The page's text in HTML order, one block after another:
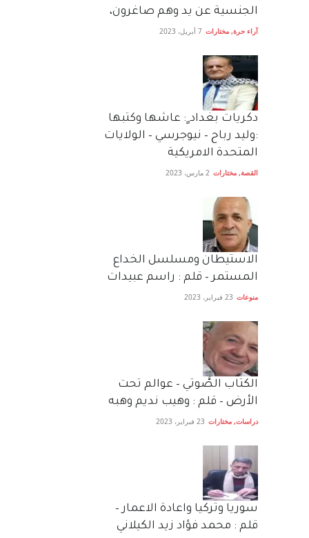
الجنسية عن يد وهم صاغرون،
آراء حرة, مختارات 7 أبريل، 2023
دكريات بغداد ٍ: عاشها وكتبها
:وليد رباح – نيوجرسي – الولايات
المتحدة الامريكية
القصة, مختارات 2 مارس، 2023
الاستيطان ومسلسل الخداع
المستمر – قلم : راسم عبيدات
منوعات 23 فبراير، 2023
الكتاب الصَّوتي – عوالم تحت
الأرض – قلم : وهيب نديم وهبه
دراسات, مختارات 23 فبراير، 2023
سوريا وتركيا واعادة الاعمار –
قلم : محمد فؤاد زيد الكيلاني